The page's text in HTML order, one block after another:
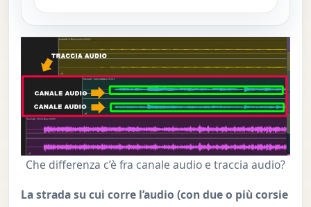
Che differenza c’è fra canale audio e traccia audio?
La strada su cui corre l’audio (con due o più corsie